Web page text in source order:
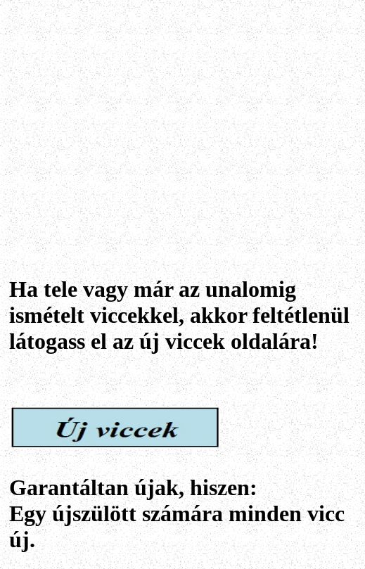
Ha tele vagy már az unalomig
ismételt viccekkel, akkor feltétlenül
látogass el az új viccek oldalára!
Garantáltan újak, hiszen:
Egy újszülött számára minden vicc
új.